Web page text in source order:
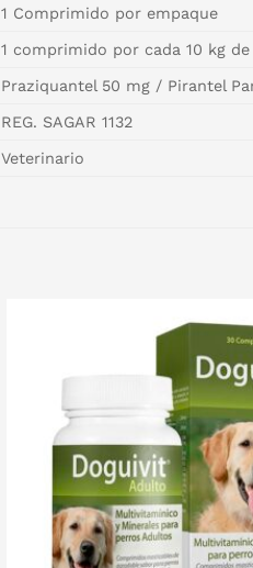
1 Comprimido por empaque
1 comprimido por cada 10 kg
Praziquantel 50 mg / Pirantel
REG. SAGAR 1132
Veterinario